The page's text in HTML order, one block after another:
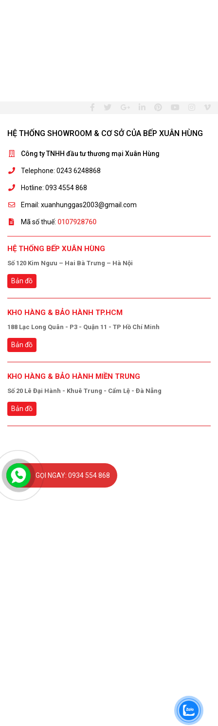
HỆ THỐNG SHOWROOM & CƠ SỞ CỦA BẾP XUÂN HÙNG
Công ty TNHH đầu tư thương mại Xuân Hùng
Telephone: 0243 6248868
Hotline: 093 4554 868
Email: xuanhunggas2003@gmail.com
Mã số thuế: 0107928760
HỆ THỐNG BẾP XUÂN HÙNG
Số 120 Kim Ngưu – Hai Bà Trưng – Hà Nội
Bản đồ
KHO HÀNG & BẢO HÀNH TP.HCM
188 Lạc Long Quân - P3 - Quận 11 - TP Hồ Chí Minh
Bản đồ
KHO HÀNG & BẢO HÀNH MIỀN TRUNG
Số 20 Lê Đại Hành - Khuê Trung - Cẩm Lệ - Đà Nẵng
Bản đồ
GỌI NGAY: 0934 554 868